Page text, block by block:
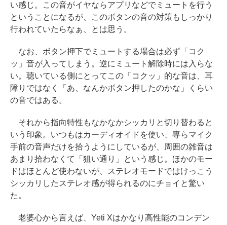
い感じ。この音がイヤならアプリなどでミュートを行う
ということになるが、このボタンの音の対策もしっかり
行われていたらなぁ、とは思う。
なお、ボタン押下でミュートする場合は必ず「コク
ッ」音が入ってしまう。逆にミュート解除時には入らな
い。聴いている側にとってこの「コクッ」的な音は、耳
障りではなく「あ、なんかボタン押したのかな」くらい
の音ではある。
それから指向特性もなかなかシッカリと切り替わると
いう印象。いつもはカーディオイドを使い、専らマイク
手前の音声だけを拾うようにしているが、周囲の雑音は
あまり拾わなくて「狙い通り」という感じ。ほかのモー
ドはほとんど使わないが、ステレオモードではけっこう
シッカリしたステレオ感が得られるのにチョイと驚い
た。
老婆心から言えば、Yeti Xはかなり高性能のコンデン